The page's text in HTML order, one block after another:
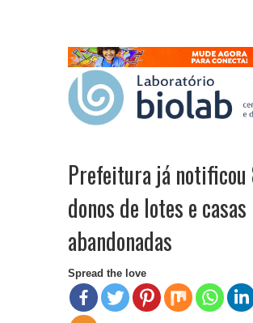
Prefeitura já notificou
donos de lotes e casas
abandonadas
Spread the love